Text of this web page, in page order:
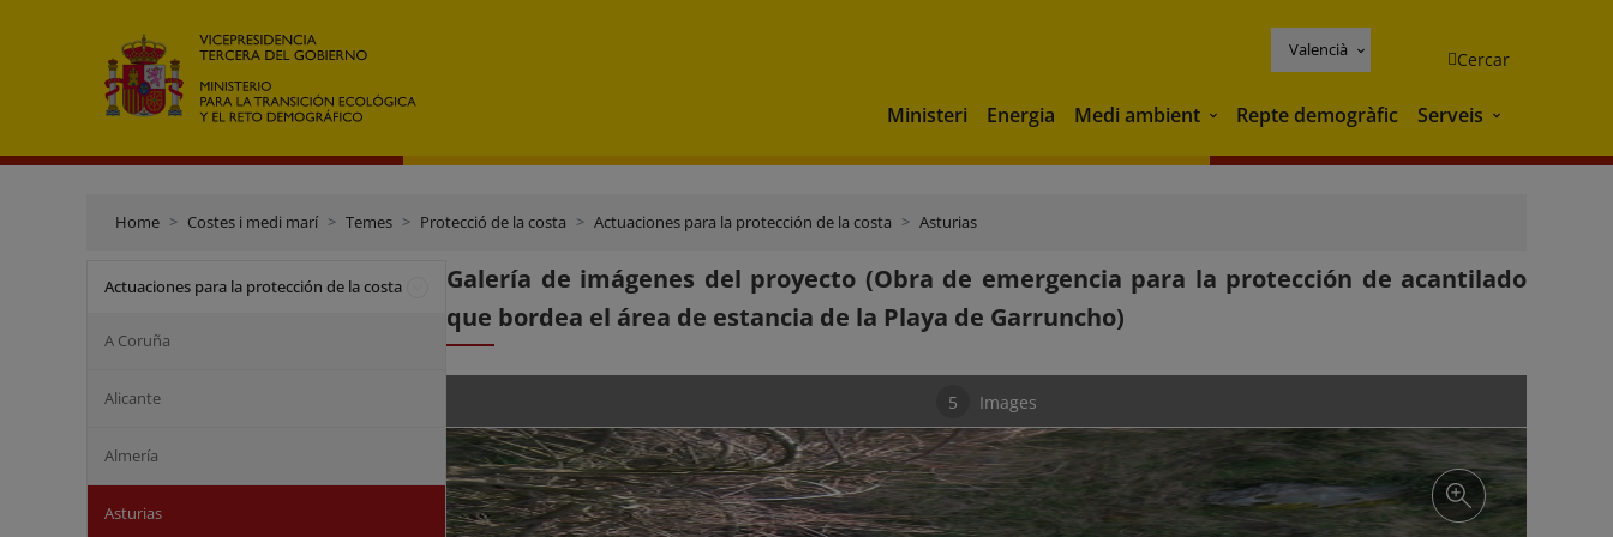
Valencià Cercar
Ministeri Energia Medi ambient Medi ambient
Repte demogràfic Serveis Serveis
Home Costes i medi marí Temes Protecció de la costa Actuaciones para la protección de la costa Asturias
Actuaciones para la protección de la costa
A Coruña
Alicante
Almería
Asturias
Galería de imágenes del proyecto (Obra de emergencia para la protección de acantilado
que bordea el área de estancia de la Playa de Garruncho)
5 Images